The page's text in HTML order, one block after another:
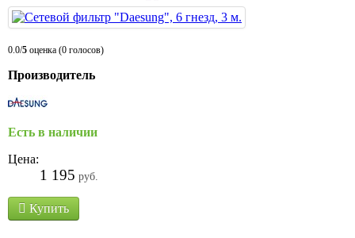
0.0/5 оценка (0 голосов)
Производитель
Есть в наличии
Цена:
1 195 руб.
Купить